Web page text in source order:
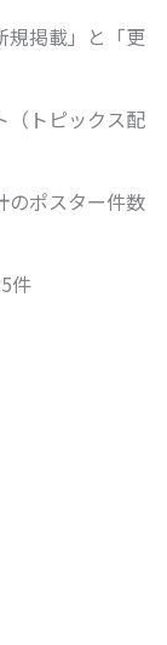
掲載」と「更
トピックス配
ポスター件数
件